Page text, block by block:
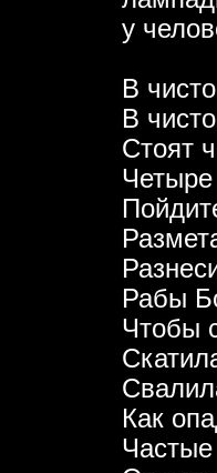
у
В
В
Стоят
Четыре
Рабы
Чтобы
Как
Частые